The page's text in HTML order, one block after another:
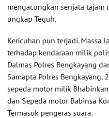
mengacungkan senjata tajam
ungkap Teguh.
Kericuhan pun terjadi. Massa
terhadap kendaraan milik
Dalmas Polres Bengkayang
Samapta Polres
sepeda motor milik
dan Sepeda motor Babinsa
Termasuk pengeras suara.